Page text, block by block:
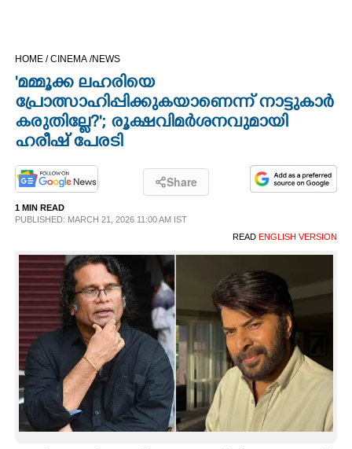
OPINION
LIFESTYLE
INFO+
ART
ASTRO
CARTOONS
HOME /CINEMA /NEWS
'മമ്മൂക്ക ലഹരിയെ
പ്രോത്സാഹിപ്പിക്കുകയാണെന്ന് നാട്ടുകാർ
കരുതില്ലേ?'; രൂക്ഷവിമർശനവുമായി
ഹരീഷ് പേരടി
Share
1 MIN READ
PUBLISHED: MARCH 21, 2026 11:00 AM IST
READ ENGLISH VERSION